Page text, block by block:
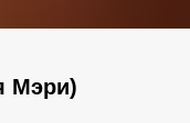
Мэри)